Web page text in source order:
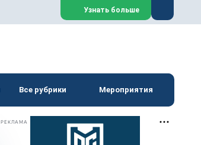
Узнать больше
Все рубрики Мероприятия
РЕКЛАМА